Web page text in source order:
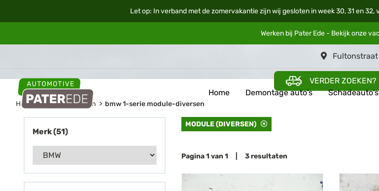
Let op: In verband met de zomervakantie zijn wij gesloten in week 30, 31 en
Werken bij Pater Ede - Bekijk onze
Fultonstraat
Home Demontage auto's Schadeauto's
VERDER ZOEKEN?
Home Auto onderdelen bmw 1-serie module-diversen
Merk (51)
MODULE (DIVERSEN)
Pagina 1 van 1 | 3 resultaten